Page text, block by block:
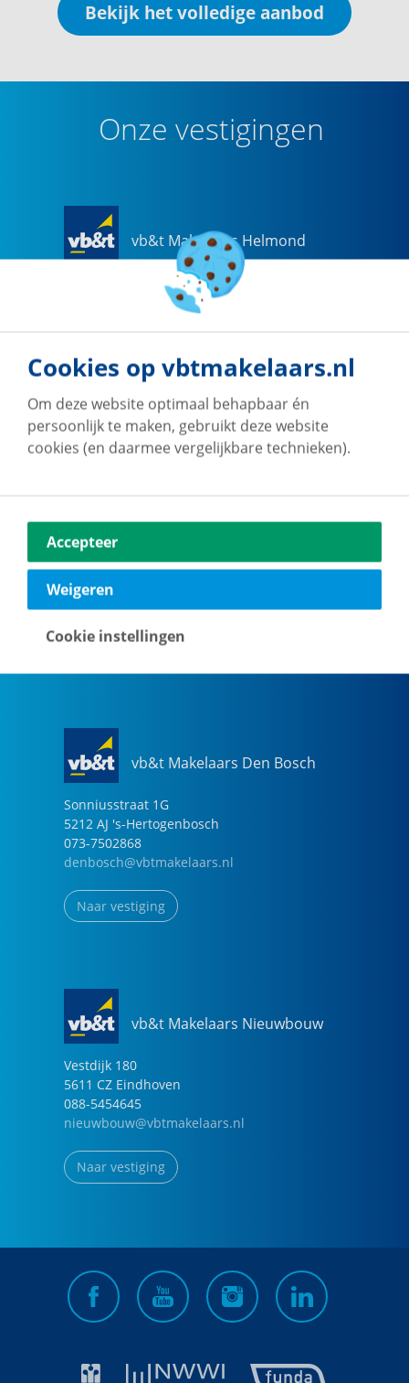
Bekijk het volledige aanbod
Onze vestigingen
vb&t Makelaars Helmond
Helmond
Naar vestiging
vb&t Makelaars Eindhoven
Vestdijk 180
5611 CZ Eindhoven
040-2696949
eindhoven@vbtmakelaars.nl
Naar vestiging
vb&t Makelaars Den Bosch
Sonniusstraat 1G
5212 AJ 's-Hertogenbosch
073-7502868
denbosch@vbtmakelaars.nl
Naar vestiging
vb&t Makelaars Nieuwbouw
Vestdijk 180
5611 CZ Eindhoven
088-5454645
nieuwbouw@vbtmakelaars.nl
Naar vestiging
Cookies op vbtmakelaars.nl
Om deze website optimaal behapbaar én
persoonlijk te maken, gebruikt deze website
cookies (en daarmee vergelijkbare technieken).
Accepteer
Weigeren
Cookie instellingen